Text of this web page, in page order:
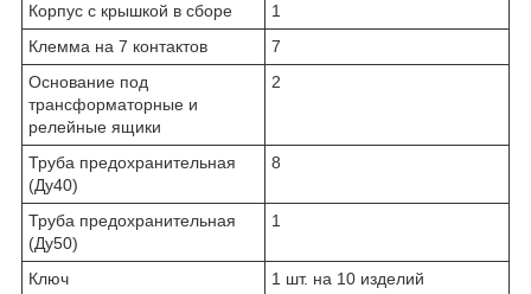
Корпус с крышкой в сборе
1
Клемма на 7 контактов
7
Основание под
трансформаторные и
релейные ящики
2
Труба предохранительная
(Ду40)
8
Труба предохранительная
(Ду50)
1
Ключ 1 шт. на 10 изделий